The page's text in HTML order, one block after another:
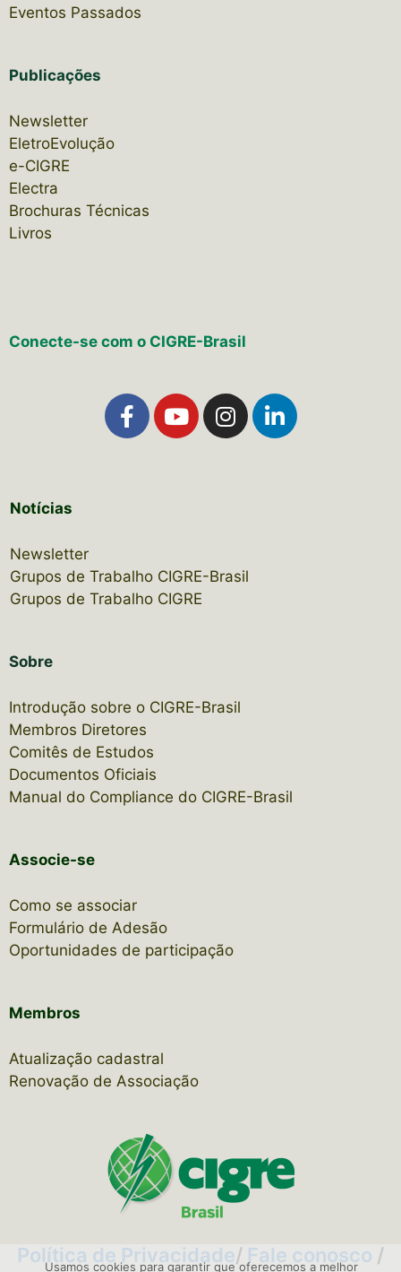
Eventos Passados
Publicações
Newsletter
EletroEvolução
e-CIGRE
Electra
Brochuras Técnicas
Livros
Conecte-se com o CIGRE-Brasil
Notícias
Newsletter
Grupos de Trabalho CIGRE-Brasil
Grupos de Trabalho CIGRE
Sobre
Introdução sobre o CIGRE-Brasil
Membros Diretores
Comitês de Estudos
Documentos Oficiais
Manual do Compliance do CIGRE-Brasil
Associe-se
Como se associar
Formulário de Adesão
Oportunidades de participação
Membros
Atualização cadastral
Renovação de Associação
Política de Privacidade/ Fale conosco /
Usamos cookies para garantir que oferecemos a melhor